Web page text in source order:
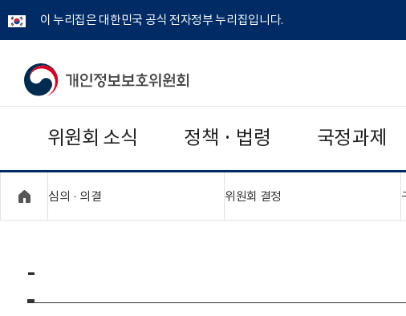
이 누리집은 대한민국 공식 전자정부 누리집입니다.
개
보
보
위
위원회 소식 정책 · 법령 국정과제
심의 · 의결 위원회 결정
-